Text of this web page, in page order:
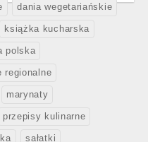
dania wegetariańskie
książka kucharska
polska
regionalne
marynaty
przepisy kulinarne
sałatki